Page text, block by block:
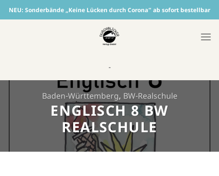
Skip
to
NEU: Sonderbände „Keine Lücken durch Corona“ ab sofort bestellbar
-
Baden-Württemberg, BW-Realschule
ENGLISCH 8 BW
REALSCHULE